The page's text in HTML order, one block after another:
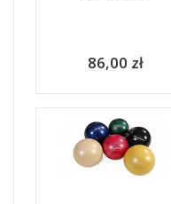
86,00 zł